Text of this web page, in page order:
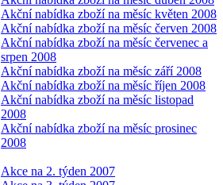
Akční nabídka zboží na měsíc květen 2008
Akční nabídka zboží na měsíc červen 2008
Akční nabídka zboží na měsíc červenec a
srpen 2008
Akční nabídka zboží na měsíc září 2008
Akční nabídka zboží na měsíc říjen 2008
Akční nabídka zboží na měsíc listopad
2008
Akční nabídka zboží na měsíc prosinec
2008
Akce na 2. týden 2007